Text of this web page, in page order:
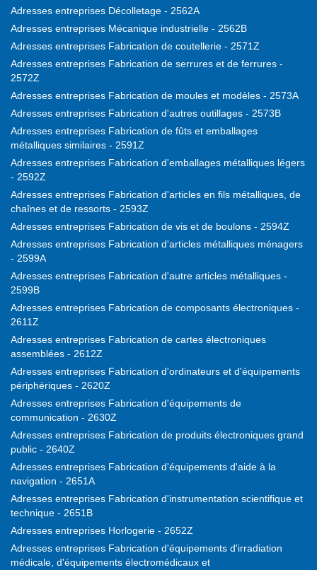
Adresses entreprises Décolletage - 2562A
Adresses entreprises Mécanique industrielle - 2562B
Adresses entreprises Fabrication de coutellerie - 2571Z
Adresses entreprises Fabrication de serrures et de ferrures -
2572Z
Adresses entreprises Fabrication de moules et modèles - 2573A
Adresses entreprises Fabrication d'autres outillages - 2573B
Adresses entreprises Fabrication de fûts et emballages
métalliques similaires - 2591Z
Adresses entreprises Fabrication d'emballages métalliques légers
- 2592Z
Adresses entreprises Fabrication d'articles en fils métalliques, de
chaînes et de ressorts - 2593Z
Adresses entreprises Fabrication de vis et de boulons - 2594Z
Adresses entreprises Fabrication d'articles métalliques ménagers
- 2599A
Adresses entreprises Fabrication d'autre articles métalliques -
2599B
Adresses entreprises Fabrication de composants électroniques -
2611Z
Adresses entreprises Fabrication de cartes électroniques
assemblées - 2612Z
Adresses entreprises Fabrication d'ordinateurs et d'équipements
périphériques - 2620Z
Adresses entreprises Fabrication d'équipements de
communication - 2630Z
Adresses entreprises Fabrication de produits électroniques grand
public - 2640Z
Adresses entreprises Fabrication d'équipements d'aide à la
navigation - 2651A
Adresses entreprises Fabrication d'instrumentation scientifique et
technique - 2651B
Adresses entreprises Horlogerie - 2652Z
Adresses entreprises Fabrication d'équipements d'irradiation
médicale, d'équipements électromédicaux et